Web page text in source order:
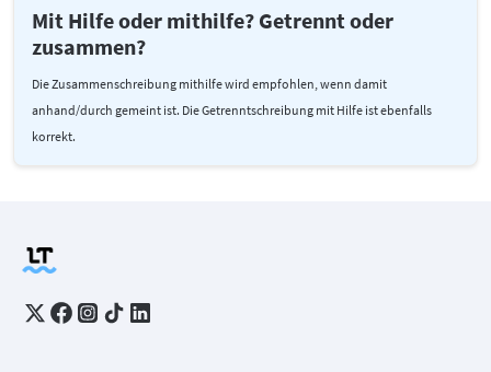
Mit Hilfe oder mithilfe? Getrennt oder
zusammen?
Die Zusammenschreibung mithilfe wird empfohlen, wenn damit
anhand/durch gemeint ist. Die Getrenntschreibung mit Hilfe ist ebenfalls
korrekt.